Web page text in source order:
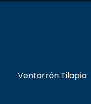
Ventarrón Tilapia